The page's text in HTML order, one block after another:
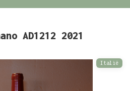
AD1212 2021
Italië